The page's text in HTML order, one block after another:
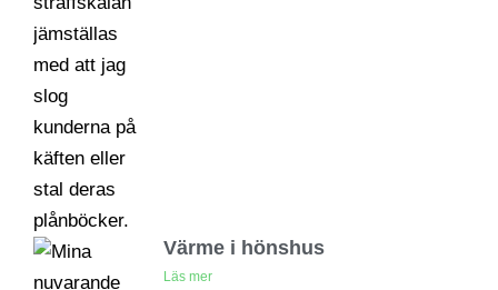
Värme i hönshus
Läs mer